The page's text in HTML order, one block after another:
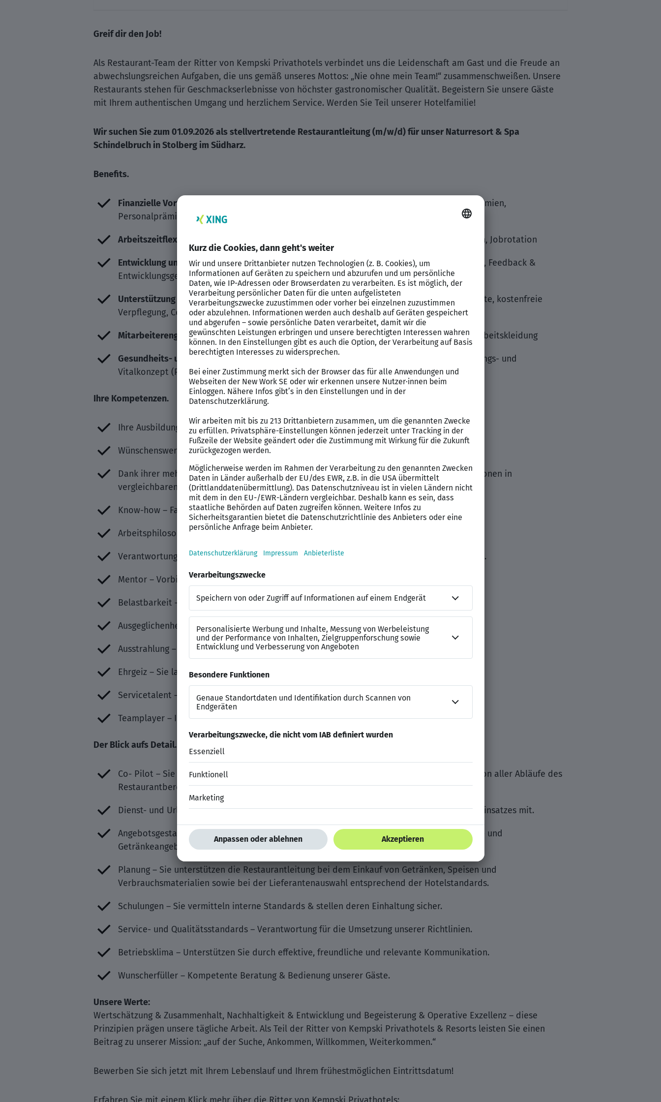
Greif dir den Job!
Als Restaurant-Team der Ritter von Kempski Privathotels verbindet uns die Leidenschaft am Gast und die Freude an
abwechslungsreichen Aufgaben, die uns gemäß unseres Mottos: „Nie ohne mein Team!“ zusammenschweißen. Unsere
Restaurants stehen für Geschmackserlebnisse von höchster gastronomischer Qualität. Begeistern Sie unsere Gäste
mit Ihrem authentischen Umgang und herzlichem Service. Werden Sie Teil unserer Hotelfamilie!
Wir suchen Sie zum 01.09.2026 als stellvertretende Restaurantleitung (m/w/d) für unser Naturresort & Spa
Schindelbruch in Stolberg im Südharz.
Benefits.
Finanzielle Vorteile und Anreize
: faire Vergütung, vierteljährliche Leistungsprämie, Treueprämien,
Personalprämien, Feiertagszuschläge, kostenfreies Parken
Arbeitszeitflexibilität und -management : individuelle Arbeitszeitmodelle, Arbeitszeitkonten, Jobrotation
Entwicklung und Karriereförderung:herzliche Einarbeitung, Weiterbildung, Talentförderung, Feedback &
Entwicklungsgespräche
Unterstützung und Wohlbefinden:jährliches Wahlgeschenk, attraktive Mitarbeiterunterkünfte, kostenfreie
Verpflegung, Corporate Benefits
Mitarbeiterengagement und Gemeinschaft:Teamevents, Mitarbeiter werben Mitarbeiter, Arbeitskleidung
Gesundheits- und Entspannungsangebote:
Personights, Health-Card, Spa-Nutzung, Bewegungs- und
Vitalkonzept (Pilotprojekt)
Ihre Kompetenzen.
Ihre Ausbildung – Erfolgreich abgeschlossen in der Hotellerie oder Gastronomie.
Wünschenswerte Qualifizierung – Ausbilderschein nach AEVO.
Dank ihrer mehrjährigen Berufserfahrung haben Sie den Durchblick – durch ähnliche Positionen in
vergleichbaren Hotels ist Ihnen Ihr Aufgabenfeld bestens bekannt.
Know-how – Fachlich und organisatorisch kennen Sie sich bestens aus.
Arbeitsphilosophie – Wertschätzend, denn unsere Mitarbeiter sind unser Kapital.
Verantwortung & Vorbildfunktion – Engagierte, proaktive und gewissenhafte Persönlichkeit.
Mentor – Vorbild für unsere Nachwuchskräfte.
Belastbarkeit – Bereitschaft, mit zügiger Arbeitsweise die Extrameile zu gehen.
Ausgeglichenheit – Auch in turbulenten Zeiten bewahren Sie die Balance.
Ausstrahlung – Ihr aufgeschlossenes und repräsentatives Auftreten zeichnet Sie aus.
Ehrgeiz – Sie laufen zu Hochtouren auf, wenn andere den Kopf in den Sand stecken.
Servicetalent – Sie zaubern jedem Gast ein Lächeln auf die Lippen.
Teamplayer – Ihre proaktive Persönlichkeit motiviert und begeistert Ihr Umfeld.
Der Blick aufs Detail. – Ihre Aufgaben.
Co- Pilot – Sie sind die tatkräftige Unterstützung der Restaurantleitung bei der Koordination aller Abläufe des
Restaurantbereichs und vertreten diese bei Abwesenheit.
Dienst- und Urlaubspläne – Sie wirken an der Gewährleistung eines optimalen Mitarbeitereinsatzes mit.
Angebotsgestaltung – Sie unterstützen die Restaurantleitung bei der Erstellung des Speise- und
Getränkeangebots inklusive der Kalkulation der Verkaufspreise.
Planung – Sie unterstützen die Restaurantleitung bei dem Einkauf von Getränken, Speisen und
Verbrauchsmaterialien sowie bei der Lieferantenauswahl entsprechend der Hotelstandards.
Schulungen – Sie vermitteln interne Standards & stellen deren Einhaltung sicher.
Service- und Qualitätsstandards – Verantwortung für die Umsetzung unserer Richtlinien.
Betriebsklima – Unterstützen Sie durch effektive, freundliche und relevante Kommunikation.
Wunscherfüller – Kompetente Beratung & Bedienung unserer Gäste.
Unsere Werte:
Wertschätzung & Zusammenhalt, Nachhaltigkeit & Entwicklung und Begeisterung & Operative Exzellenz – diese
Prinzipien prägen unsere tägliche Arbeit. Als Teil der Ritter von Kempski Privathotels & Resorts leisten Sie einen
Beitrag zu unserer Mission: „auf der Suche, Ankommen, Willkommen, Weiterkommen.“
Bewerben Sie sich jetzt mit Ihrem Lebenslauf und Ihrem frühestmöglichen Eintrittsdatum!